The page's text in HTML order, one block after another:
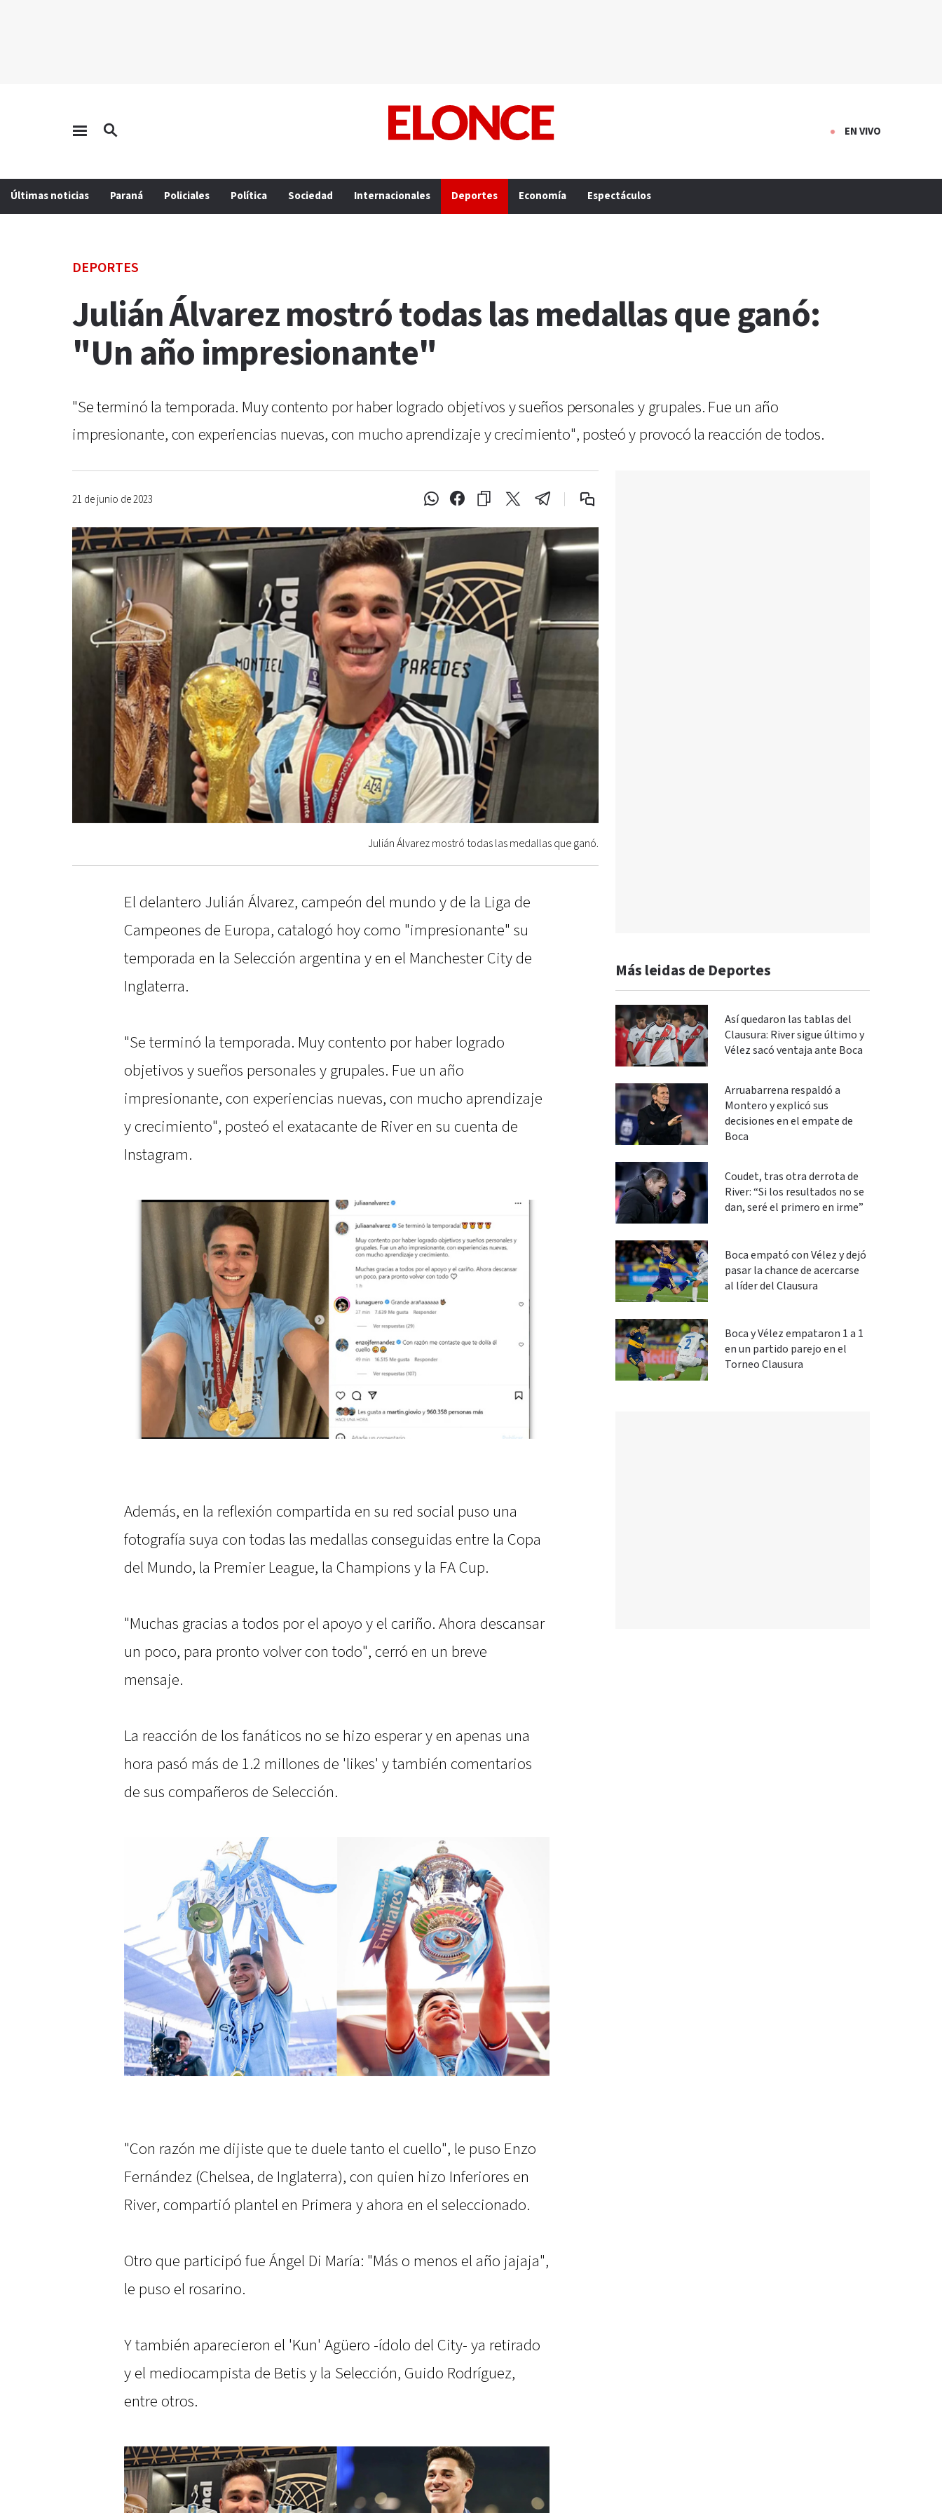
EN VIVO
Últimas noticias Paraná Policiales Política Sociedad Internacionales Deportes Economía Espectáculos
DEPORTES
Julián Álvarez mostró todas las medallas que ganó:
"Un año impresionante"
"Se terminó la temporada. Muy contento por haber logrado objetivos y sueños personales y grupales. Fue un año
impresionante, con experiencias nuevas, con mucho aprendizaje y crecimiento", posteó y provocó la reacción de todos.
21 de junio de 2023
Julián Álvarez mostró todas las medallas que ganó.
El delantero Julián Álvarez, campeón del mundo y de la Liga de
Campeones de Europa, catalogó hoy como "impresionante" su
temporada en la Selección argentina y en el Manchester City de
Inglaterra.
"Se terminó la temporada. Muy contento por haber logrado
objetivos y sueños personales y grupales. Fue un año
impresionante, con experiencias nuevas, con mucho aprendizaje
y crecimiento", posteó el exatacante de River en su cuenta de
Instagram.
Además, en la reflexión compartida en su red social puso una
fotografía suya con todas las medallas conseguidas entre la Copa
del Mundo, la Premier League, la Champions y la FA Cup.
"Muchas gracias a todos por el apoyo y el cariño. Ahora descansar
un poco, para pronto volver con todo", cerró en un breve
mensaje.
La reacción de los fanáticos no se hizo esperar y en apenas una
hora pasó más de 1.2 millones de 'likes' y también comentarios
de sus compañeros de Selección.
"Con razón me dijiste que te duele tanto el cuello", le puso Enzo
Fernández (Chelsea, de Inglaterra), con quien hizo Inferiores en
River, compartió plantel en Primera y ahora en el seleccionado.
Otro que participó fue Ángel Di María: "Más o menos el año jajaja",
le puso el rosarino.
Y también aparecieron el 'Kun' Agüero -ídolo del City- ya retirado
y el mediocampista de Betis y la Selección, Guido Rodríguez,
entre otros.
Más leidas de Deportes
Así quedaron las tablas del
Clausura: River sigue último y
Vélez sacó ventaja ante Boca
Arruabarrena respaldó a
Montero y explicó sus
decisiones en el empate de
Boca
Coudet, tras otra derrota de
River: “Si los resultados no se
dan, seré el primero en irme”
Boca empató con Vélez y dejó
pasar la chance de acercarse
al líder del Clausura
Boca y Vélez empataron 1 a 1
en un partido parejo en el
Torneo Clausura